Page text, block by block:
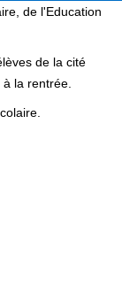
de l'Education
de la cité
la rentrée.